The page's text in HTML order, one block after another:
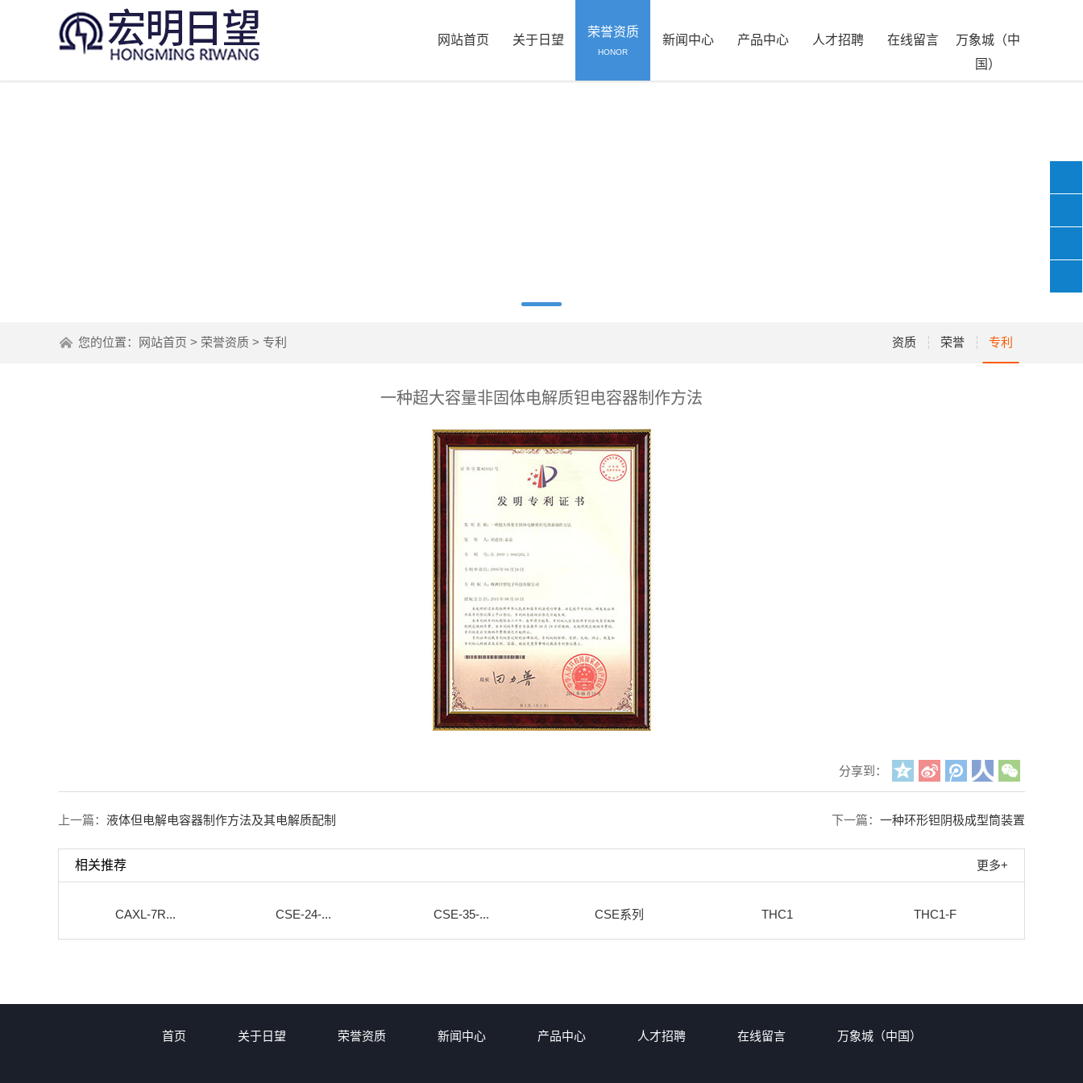
网站首页 关于日望
荣誉资质
HONOR
新闻中心 产品中心 人才招聘 在线留言
万象城（中
国）
资质 荣誉 专利
您的位置： 网站首页 > 荣誉资质 > 专利
一种超大容量非固体电解质钽电容器制作方法
分享到：
上一篇： 液体但电解电容器制作方法及其电解质配制 下一篇： 一种环形钽阴极成型筒装置
相关推荐 更多+
CAXL-7R... CSE-24-... CSE-35-... CSE系列 THC1 THC1-F
首页 关于日望 荣誉资质 新闻中心 产品中心 人才招聘 在线留言 万象城（中国）